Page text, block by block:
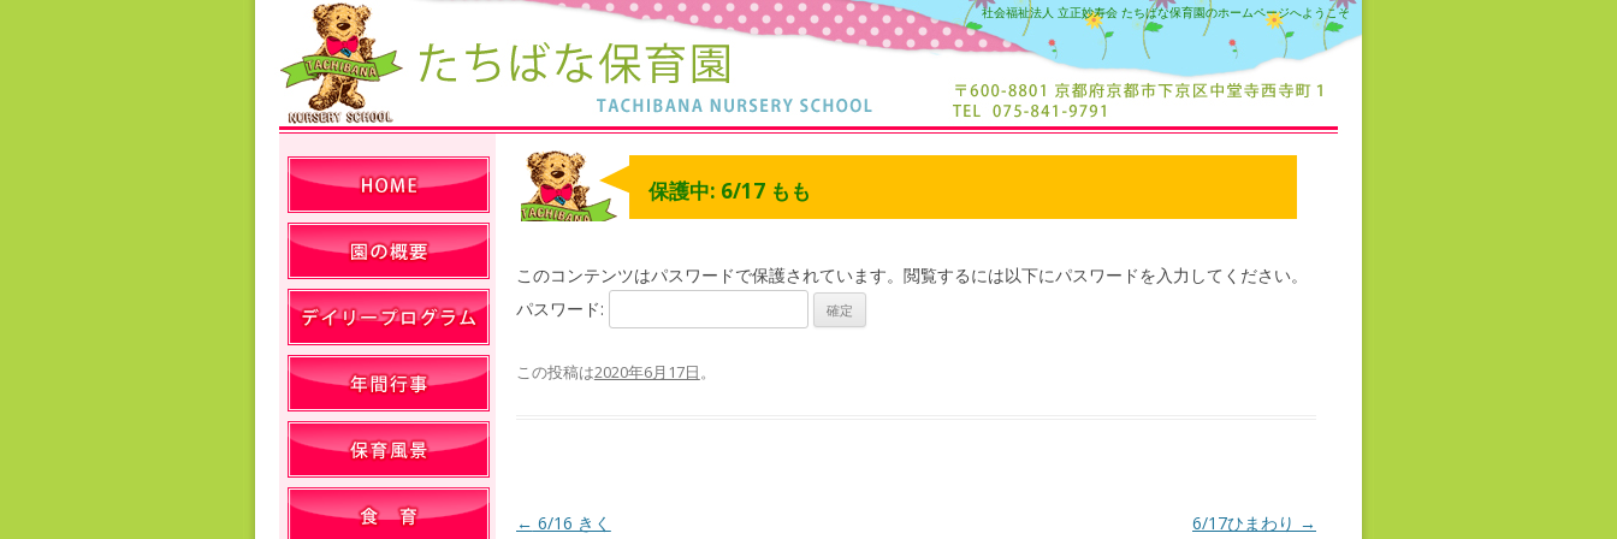
社会福祉法人 立正妙寿会 たちばな保育園のホームページへようこそ
保護中: 6/17 もも
このコンテンツはパスワードで保護されています。閲覧するには以下にパスワードを入力してください。
パスワード:
この投稿は2020年6月17日。
← 6/16 きく 6/17ひまわり →